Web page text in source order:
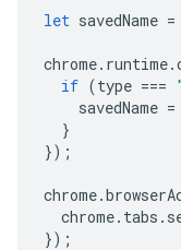
let savedName =
chrome. runtime.
if (type ===
savedName =
}
});
chrome.
chrome. tabs .
});